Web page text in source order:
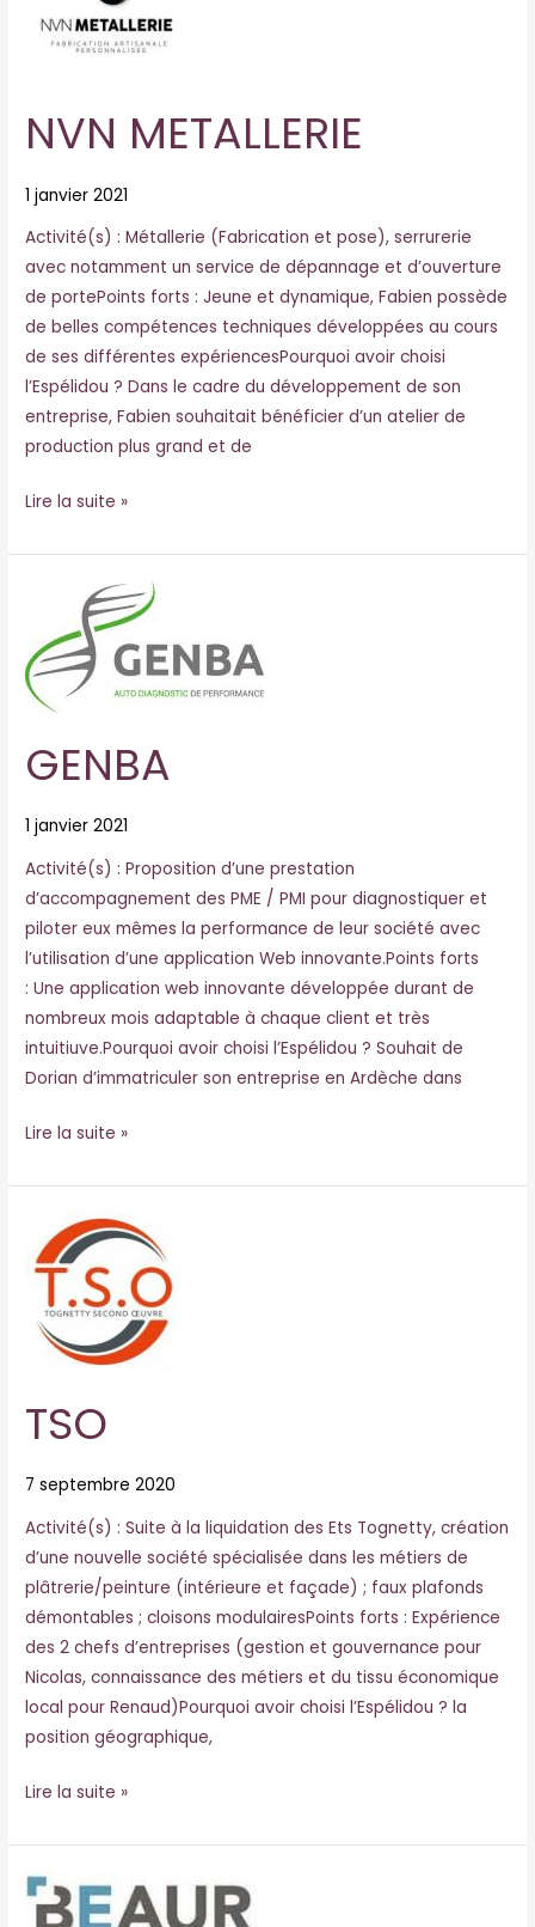
NVN METALLERIE
1 janvier 2021
Activité(s) : Métallerie (Fabrication et pose), serrurerie
avec notamment un service de dépannage et d’ouverture
de portePoints forts : Jeune et dynamique, Fabien possède
de belles compétences techniques développées au cours
de ses différentes expériencesPourquoi avoir choisi
l’Espélidou ? Dans le cadre du développement de son
entreprise, Fabien souhaitait bénéficier d’un atelier de
production plus grand et de
Lire la suite »
GENBA
1 janvier 2021
Activité(s) : Proposition d’une prestation
d’accompagnement des PME / PMI pour diagnostiquer et
piloter eux mêmes la performance de leur société avec
l’utilisation d’une application Web innovante.Points forts
: Une application web innovante développée durant de
nombreux mois adaptable à chaque client et très
intuitiuve.Pourquoi avoir choisi l’Espélidou ? Souhait de
Dorian d’immatriculer son entreprise en Ardèche dans
Lire la suite »
TSO
7 septembre 2020
Activité(s) : Suite à la liquidation des Ets Tognetty, création
d’une nouvelle société spécialisée dans les métiers de
plâtrerie/peinture (intérieure et façade) ; faux plafonds
démontables ; cloisons modulairesPoints forts : Expérience
des 2 chefs d’entreprises (gestion et gouvernance pour
Nicolas, connaissance des métiers et du tissu économique
local pour Renaud)Pourquoi avoir choisi l’Espélidou ? la
position géographique,
Lire la suite »
B.E.A.U.R